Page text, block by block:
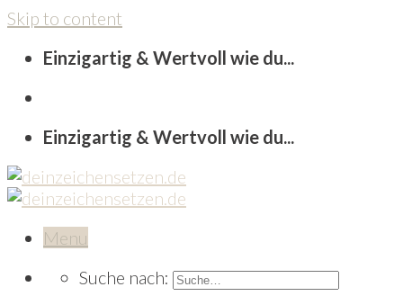
Skip to content
Einzigartig & Wertvoll wie du...
Einzigartig & Wertvoll wie du...
Menu
Suche nach: